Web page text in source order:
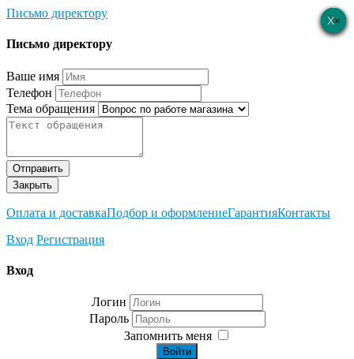
Письмо директору
×
Письмо директору
Ваше имя
Телефон
Тема обращения
Отправить
Закрыть
Оплата и доставкаПодбор и оформлениеГарантияКонтакты
Вход Регистрация
×
Вход
Логин
Пароль
Запомнить меня
Войти
×
×
×